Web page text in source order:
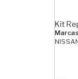
Kit